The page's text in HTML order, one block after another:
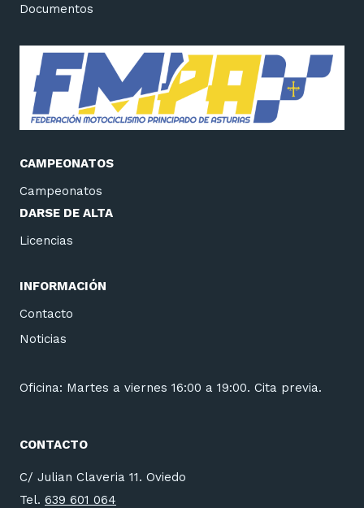
Documentos
CAMPEONATOS
Campeonatos
DARSE DE ALTA
Licencias
INFORMACIÓN
Contacto
Noticias
Oficina: Martes a viernes 16:00 a 19:00. Cita previa.
CONTACTO
C/ Julian Claveria 11. Oviedo
Tel. 639 601 064